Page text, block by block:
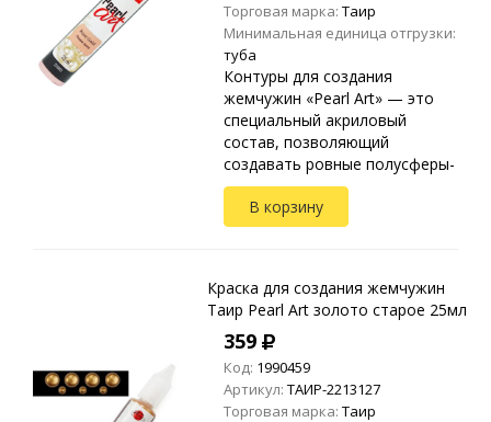
Торговая марка: Таир
Минимальная единица отгрузки:
туба
Контуры для создания
жемчужин «Pearl Art» — это
специальный акриловый
состав, позволяющий
создавать ровные полусферы-
жемчужины. Применяются на
любых видах текстиля, стекле,
дереве, бумаге, металле,
В корзину
Краска для создания жемчужин
Таир Pearl Art золото старое 25мл
359
Код: 1990459
Артикул: ТАИР-2213127
Торговая марка: Таир